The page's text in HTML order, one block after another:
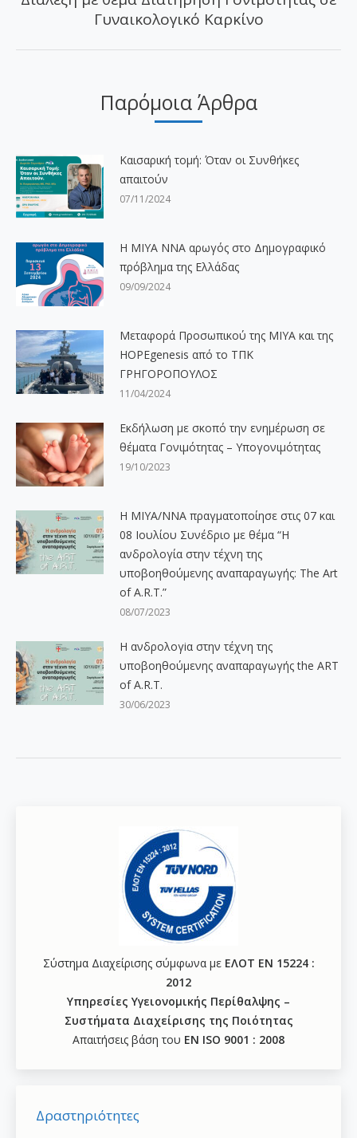
Επόμενο
άρθρο:
Γυναικολογικό Καρκίνο
Παρόμοια Άρθρα
Καισαρική τομή: Όταν οι Συνθήκες
απαιτούν
07/11/2024
H ΜΙΥΑ ΝΝΑ αρωγός στο Δημογραφικό
πρόβλημα της Ελλάδας
09/09/2024
Μεταφορά Προσωπικού της ΜΙΥΑ και της
HOPEgenesis από το ΤΠΚ
ΓΡΗΓΟΡΟΠΟΥΛΟΣ
11/04/2024
Εκδήλωση με σκοπό την ενημέρωση σε
θέματα Γονιμότητας – Υπογονιμότητας
19/10/2023
Η ΜΙΥΑ/ΝΝΑ πραγματοποίησε στις 07 και
08 Ιουλίου Συνέδριο με θέμα “Η
ανδρολογία στην τέχνη της
υποβοηθούμενης αναπαραγωγής: The Art
of A.R.T.”
08/07/2023
Η ανδρολογiα στην τέχνη της
υποβοηθούμενης αναπαραγωγής the ART
of A.R.T.
30/06/2023
Σύστημα Διαχείρισης σύμφωνα με ΕΛΟΤ ΕΝ 15224 :
2012
Υπηρεσίες Υγειονομικής Περίθαλψης –
Συστήματα Διαχείρισης της Ποιότητας
Απαιτήσεις βάση του ΕΝ ISO 9001 : 2008
Δραστηριότητες